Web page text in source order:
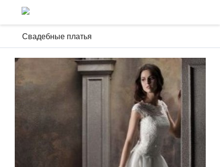
Свадебные платья